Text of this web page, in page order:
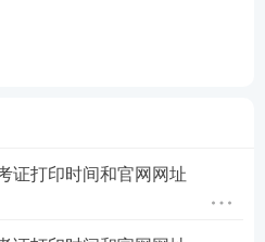
证打印时间和官网网址